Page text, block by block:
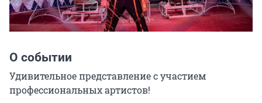
О событии
Удивительное представление с участием
профессиональных артистов!